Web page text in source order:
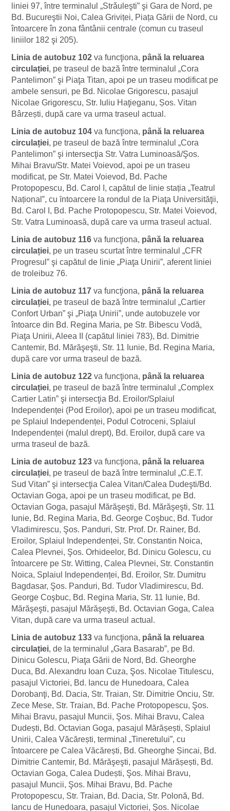
liniei 97, între terminalul „Strǎuleşti” şi Gara de Nord, pe
Bd. Bucureştii Noi, Calea Griviței, Piața Gării de Nord, cu
întoarcere în zona fântânii centrale (comun cu traseul
liniilor 182 şi 205).
Linia de autobuz 102 va funcţiona, până la reluarea
circulației, pe traseul de bază între terminalul „Cora
Pantelimon” şi Piaţa Titan, apoi pe un traseu modificat pe
ambele sensuri, pe Bd. Nicolae Grigorescu, pasajul
Nicolae Grigorescu, Str. Iuliu Haţieganu, Șos. Vitan
Bârzești, după care va urma traseul actual.
Linia de autobuz 104 va funcţiona, până la reluarea
circulației, pe traseul de bază între terminalul „Cora
Pantelimon” şi intersecţia Str. Vatra Luminoasă/Şos.
Mihai Bravu/Str. Matei Voievod, apoi pe un traseu
modificat, pe Str. Matei Voievod, Bd. Pache
Protopopescu, Bd. Carol I, capătul de linie stația „Teatrul
Național‟, cu ȋntoarcere la rondul de la Piaţa Universităţii,
Bd. Carol I, Bd. Pache Protopopescu, Str. Matei Voievod,
Str. Vatra Luminoasă, după care va urma traseul actual.
Linia de autobuz 116 va funcţiona, până la reluarea
circulației, pe un traseu scurtat între terminalul „CFR
Progresul” şi capătul de linie „Piaţa Unirii”, aferent liniei
de troleibuz 76.
Linia de autobuz 117 va funcţiona, până la reluarea
circulației, pe traseul de bază între terminalul „Cartier
Confort Urban” şi „Piaţa Unirii”, unde autobuzele vor
întoarce din Bd. Regina Maria, pe Str. Bibescu Vodă,
Piaţa Unirii, Aleea II (capătul liniei 783), Bd. Dimitrie
Cantemir, Bd. Mărăşeşti, Str. 11 Iunie, Bd. Regina Maria,
după care vor urma traseul de bază.
Linia de autobuz 122 va funcţiona, până la reluarea
circulației, pe traseul de bază între terminalul „Complex
Cartier Latin” şi intersecţia Bd. Eroilor/Splaiul
Independenței (Pod Eroilor), apoi pe un traseu modificat,
pe Splaiul Independenței, Podul Cotroceni, Splaiul
Independenței (malul drept), Bd. Eroilor, după care va
urma traseul de bază.
Linia de autobuz 123 va funcţiona, până la reluarea
circulației, pe traseul de bază între terminalul „C.E.T.
Sud Vitan” şi intersecţia Calea Vitan/Calea Dudeşti/Bd.
Octavian Goga, apoi pe un traseu modificat, pe Bd.
Octavian Goga, pasajul Mărăşeşti, Bd. Mărăşeşti, Str. 11
Iunie, Bd. Regina Maria, Bd. George Coşbuc, Bd. Tudor
Vladimirescu, Şos. Panduri, Str. Prof. Dr. Rainer, Bd.
Eroilor, Splaiul Independenței, Str. Constantin Noica,
Calea Plevnei, Şos. Orhideelor, Bd. Dinicu Golescu, cu
întoarcere pe Str. Witting, Calea Plevnei, Str. Constantin
Noica, Splaiul Independenței, Bd. Eroilor, Str. Dumitru
Bagdasar, Şos. Panduri, Bd. Tudor Vladimirescu, Bd.
George Coşbuc, Bd. Regina Maria, Str. 11 Iunie, Bd.
Mărăşeşti, pasajul Mărăşeşti, Bd. Octavian Goga, Calea
Vitan, după care va urma traseul actual.
Linia de autobuz 133 va funcţiona, până la reluarea
circulației, de la terminalul „Gara Basarab”, pe Bd.
Dinicu Golescu, Piaţa Gării de Nord, Bd. Gheorghe
Duca, Bd. Alexandru Ioan Cuza, Şos. Nicolae Titulescu,
pasajul Victoriei, Bd. Iancu de Hunedoara, Calea
Dorobanţi, Bd. Dacia, Str. Traian, Str. Dimitrie Onciu, Str.
Zece Mese, Str. Traian, Bd. Pache Protopopescu, Şos.
Mihai Bravu, pasajul Muncii, Şos. Mihai Bravu, Calea
Dudești, Bd. Octavian Goga, pasajul Mărășești, Splaiul
Unirii, Calea Văcărești, terminal „Tineretului”, cu
întoarcere pe Calea Văcărești, Bd. Gheorghe Șincai, Bd.
Dimitrie Cantemir, Bd. Mărăşeşti, pasajul Mărășești, Bd.
Octavian Goga, Calea Dudești, Şos. Mihai Bravu,
pasajul Muncii, Şos. Mihai Bravu, Bd. Pache
Protopopescu, Str. Traian, Bd. Dacia, Str. Polonă, Bd.
Iancu de Hunedoara, pasajul Victoriei, Şos. Nicolae